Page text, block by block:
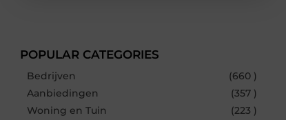
POPULAR CATEGORIES
Bedrijven
(660 )
Aanbiedingen
(357 )
Woning en Tuin
(223 )